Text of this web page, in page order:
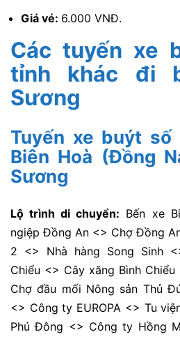
Giá vé: 6.000 VNĐ.
Các tuyến xe
tỉnh khác đi
Sương
Tuyến xe buýt
Biên Hoà (Đồng
Sương
Lộ trình di chuyển: Bến xe
ngiệp Đồng An <> Chợ Đồng
2 <> Nhà hàng Song Sinh
Chiểu <> Cây xăng Bình
Chợ đầu mối Nông sản Thủ
<> Công ty EUROPA <> Tu
Phú Đông <> Công ty Hồng